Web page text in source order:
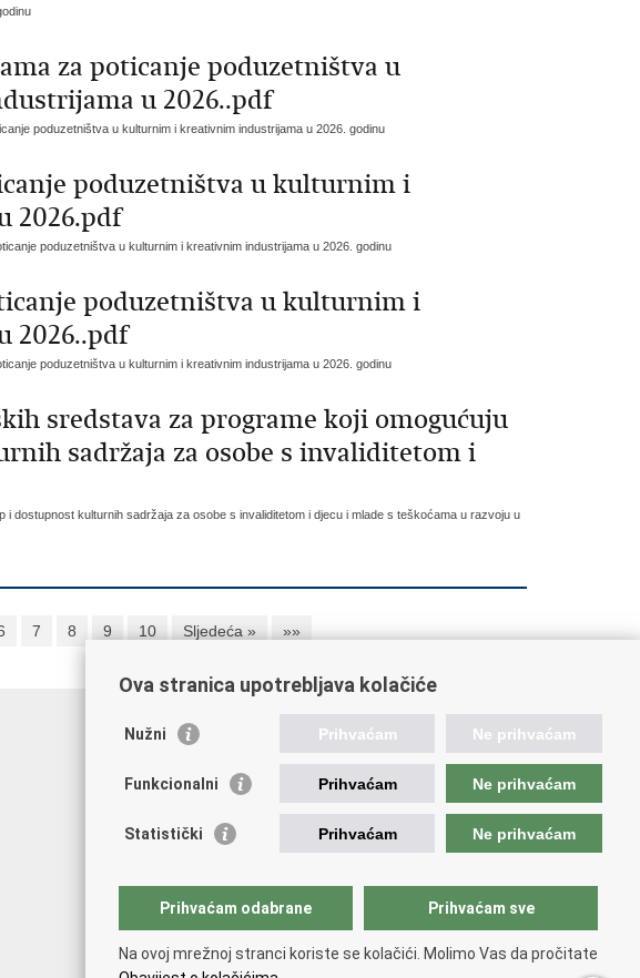
za poticanje poduzetništva u
u 2026..pdf
poduzetništva u kulturnim i kreativnim industrijama u 2026. godinu
poduzetništva u kulturnim i
2026.pdf
poduzetništva u kulturnim i kreativnim industrijama u 2026. godinu
poduzetništva u kulturnim i
2026..pdf
poduzetništva u kulturnim i kreativnim industrijama u 2026. godinu
sredstava za programe koji omogućuju
sadržaja za osobe s invaliditetom i
i dostupnost kulturnih sadržaja za osobe s invaliditetom i djecu i mlade s teškoćama u razvoju u
7 8 9 10 Sljedeća » »»
Ostale poveznice
Hrvatski restauratorski zavod
Zaklada Kultura nova
Cultural heritage in EU
EU National Institutes for Culture
Međunarodni centar za podvodnu arheologiju u Zadru
(MCPA)
Ova stranica upotrebljava kolačiće
Nužni Prihvaćam Ne prihvaćam
Funkcionalni Prihvaćam Ne prihvaćam
Statistički Prihvaćam Ne prihvaćam
Prihvaćam odabrane Prihvaćam sve
Na ovoj mrežnoj stranci koriste se kolačići. Molimo Vas da pročitate